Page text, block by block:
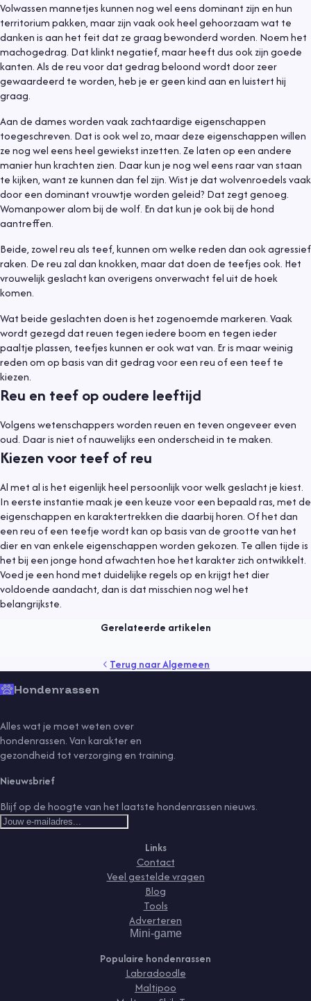
Volwassen mannetjes kunnen nog wel eens dominant zijn en hun
territorium pakken, maar zijn vaak ook heel gehoorzaam wat te
danken is aan het feit dat ze graag bewonderd worden. Noem het
machogedrag. Dat klinkt negatief, maar heeft dus ook zijn goede
kanten. Als de reu voor dat gedrag beloond wordt door zeer
gewaardeerd te worden, heb je er geen kind aan en luistert hij
graag.
Aan de dames worden vaak zachtaardige eigenschappen
toegeschreven. Dat is ook wel zo, maar deze eigenschappen willen
ze nog wel eens heel gewiekst inzetten. Ze laten op een andere
manier hun krachten zien. Daar kun je nog wel eens raar van staan
te kijken, want ze kunnen dan fel zijn. Wist je dat wolvenroedels vaak
door een dominant vrouwtje worden geleid? Dat zegt genoeg.
Womanpower alom bij de wolf. En dat kun je ook bij de hond
aantreffen.
Beide, zowel reu als teef, kunnen om welke reden dan ook agressief
raken. De reu zal dan knokken, maar dat doen de teefjes ook. Het
vrouwelijk geslacht kan overigens onverwacht fel uit de hoek
komen.
Wat beide geslachten doen is het zogenoemde markeren. Vaak
wordt gezegd dat reuen tegen iedere boom en tegen ieder
paaltje plassen, teefjes kunnen er ook wat van. Er is maar weinig
reden om op basis van dit gedrag voor een reu of een teef te
kiezen.
Reu en teef op oudere leeftijd
Volgens wetenschappers worden reuen en teven ongeveer even
oud. Daar is niet of nauwelijks een onderscheid in te maken.
Kiezen voor teef of reu
Al met al is het eigenlijk heel persoonlijk voor welk geslacht je kiest.
In eerste instantie maak je een keuze voor een bepaald ras, met de
eigenschappen en karaktertrekken die daarbij horen. Of het dan
een reu of een teefje wordt kan op basis van de grootte van het
dier en van enkele eigenschappen worden gekozen. Te allen tijde is
het bij een jonge hond afwachten hoe het karakter zich ontwikkelt.
Voed je een hond met duidelijke regels op en krijgt het dier
voldoende aandacht, dan is dat misschien nog wel het
belangrijkste.
Gerelateerde artikelen
sporttrainingvaccinatiesverzorgingvlooien
Algemeen 9 mei 2021
Een hond adopteren
Terug naarAlgemeen
Hondenrassen
Alles wat je moet weten over
hondenrassen. Van karakter en
gezondheid tot verzorging en training.
Nieuwsbrief
Blijf op de hoogte van het laatste hondenrassen nieuws.
Links
Contact
Veel gestelde vragen
Blog
Tools
Adverteren
Mini-game
Populaire hondenrassen
Labradoodle
Maltipoo